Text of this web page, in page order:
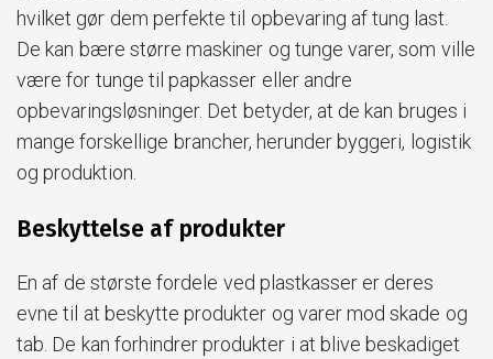
hvilket gør dem perfekte til opbevaring af tung last.
De kan bære større maskiner og tunge varer, som ville
være for tunge til papkasser eller andre
opbevaringsløsninger. Det betyder, at de kan bruges i
mange forskellige brancher, herunder byggeri, logistik
og produktion.
Beskyttelse af produkter
En af de største fordele ved plastkasser er deres
evne til at beskytte produkter og varer mod skade og
tab. De kan forhindrer produkter i at blive beskadiget